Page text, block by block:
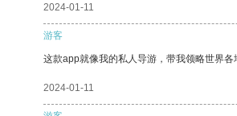
2024-01-11
游客
这款app就像我的私人导游，带我领略世界各
2024-01-11